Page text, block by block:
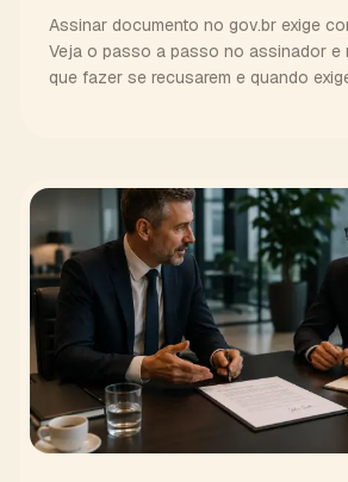
Assinar documento no gov.br exige
Veja o passo a passo no assinador e
que fazer se recusarem e quando